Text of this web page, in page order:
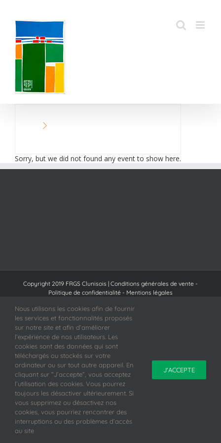
contenu
Sorry, but we did not found any event to show here.
Copyright 2019 FRGS Clunisois | Conditions générales de vente -
Politique de confidentialité - Mentions légales
Facebook
Nous utilisons les cookies afin de fournir
les services et fonctionnalités proposés
sur notre site et afin d’améliorer
l’expérience de nos utilisateurs. Les
cookies sont des données qui sont
téléchargés ou stockés sur votre
ordinateur ou sur tout autre appareil. En
cliquant sur ”J’accepte”, vous acceptez
l’utilisation des cookies. Vous pourrez
toujours les désactiver ultérieurement. Si
vous supprimez ou désactivez nos
cookies, vous pourriez rencontrer des
interruptions ou des problèmes d’accès
au site
J'ACCEPTE